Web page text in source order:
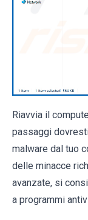
Riavvia il
passaggi
malware dal tuo
delle minacce
avanzate, si
a programmi